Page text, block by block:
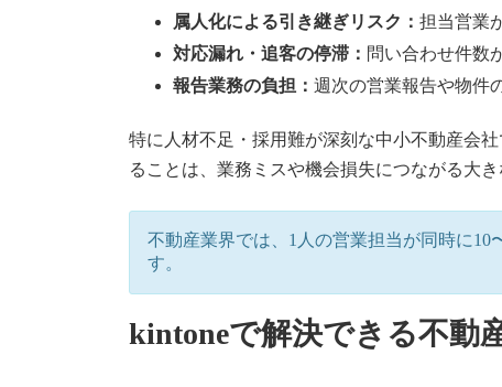
属人化による引き継ぎリスク： 担当営業
対応漏れ・追客の停滞： 問い合わせ件数
報告業務の負担： 週次の営業報告や物件
特に人材不足・採用難が深刻な中小不動産会
ることは、業務ミスや機会損失につながる大き
不動産業界では、1人の営業担当が同時に
す。
kintoneで解決できる不動